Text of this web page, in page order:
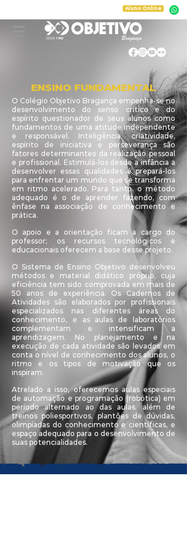
Aluno Online
ENSINO FUNDAMENTAL
O Colégio Objetivo Bragança empenha-se no
desenvolvimento do senso crítico e do
espírito questionador de seus alunos como
fundamentos de uma atitude independente
e responsável. Inteligência, criatividade,
espírito de iniciativa e perseverança são
fatores determinantes da realização pessoal
e profissional. Estimulá-los desde a infância a
desenvolver essas qualidades é prepará-los
para enfrentar um mundo que se transforma
em ritmo acelerado. Para tanto, o método
adequado é o de aprender fazendo, com
ênfase na associação de conhecimento e
prática.
O apoio e a orientação ficam a cargo do
professor; os recursos tecnológicos e
educacionais oferecem a base desse projeto.
O Sistema de Ensino Objetivo desenvolveu
métodos e material didático próprio, cuja
eficiência tem sido comprovada em mais de
50 anos de experiência. Os Cadernos de
Atividades são elaborados por profissionais
especializados nas diferentes áreas do
conhecimento, e as aulas de laboratórios
complementam e intensificam a
aprendizagem. No planejamento e na
execução de cada atividade são levados em
conta o nível de conhecimento dos alunos, o
ritmo e os tipos de motivação que os
inspiram.
Atrelado a isso, oferecemos aulas especiais
de automação e programação (robótica) em
período alternado ao das aulas, além de
treinos poliesportivos, plantões de dúvidas,
olimpíadas do conhecimento e científicas, e
espaço adequado para o desenvolvimento de
suas potencialidades.